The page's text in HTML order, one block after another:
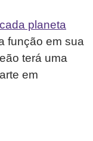
cada planeta
função em sua
terá uma
em